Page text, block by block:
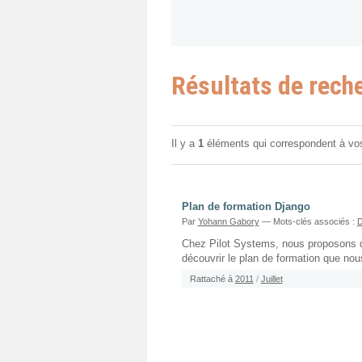
Résultats de
Il y a 1 éléments qui correspondent à
Plan de formation Django
Par Yohann Gabory — Mots-clés associés :
Chez Pilot Systems, nous proposons
découvrir le plan de formation que
Rattaché à 2011 / Juillet